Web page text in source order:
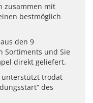
zusammen mit
bestmöglich
den 9
Sortiments und Sie
direkt geliefert.
trodat
des